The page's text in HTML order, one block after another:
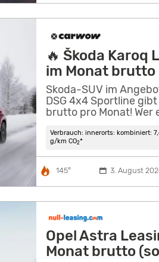
🔥 Škoda Karoq
im Monat
Skoda-SUV im
DSG 4x4 Sportline
brutto pro Monat! Wer
Verbrauch: innerorts: kombiniert:
g/km CO2*
145° 3. August
Opel Astra
Monat brutto